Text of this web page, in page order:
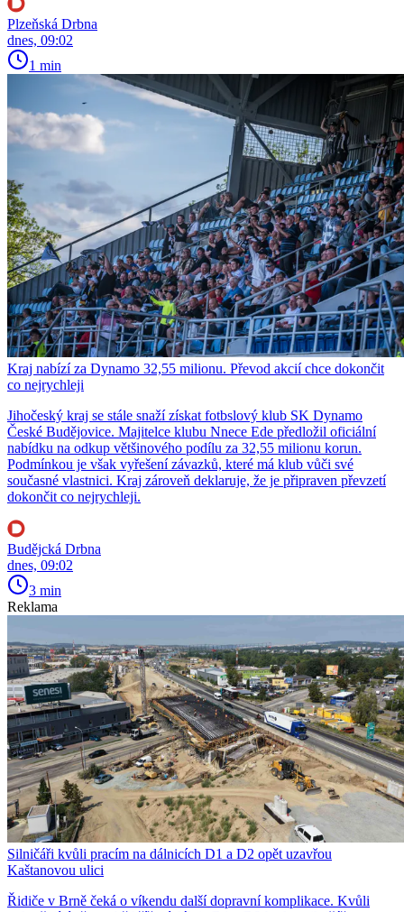
Plzeňská Drbna
dnes, 09:02
1 min
Kraj nabízí za Dynamo 32,55 milionu. Převod akcií chce dokončit
co nejrychleji
Jihočeský kraj se stále snaží získat fotbslový klub SK Dynamo
České Budějovice. Majitelce klubu Nnece Ede předložil oficiální
nabídku na odkup většinového podílu za 32,55 milionu korun.
Podmínkou je však vyřešení závazků, které má klub vůči své
současné vlastnici. Kraj zároveň deklaruje, že je připraven převzetí
dokončit co nejrychleji.
Budějcká Drbna
dnes, 09:02
3 min
Reklama
Silničáři kvůli pracím na dálnicích D1 a D2 opět uzavřou
Kaštanovou ulici
Řidiče v Brně čeká o víkendu další dopravní komplikace. Kvůli